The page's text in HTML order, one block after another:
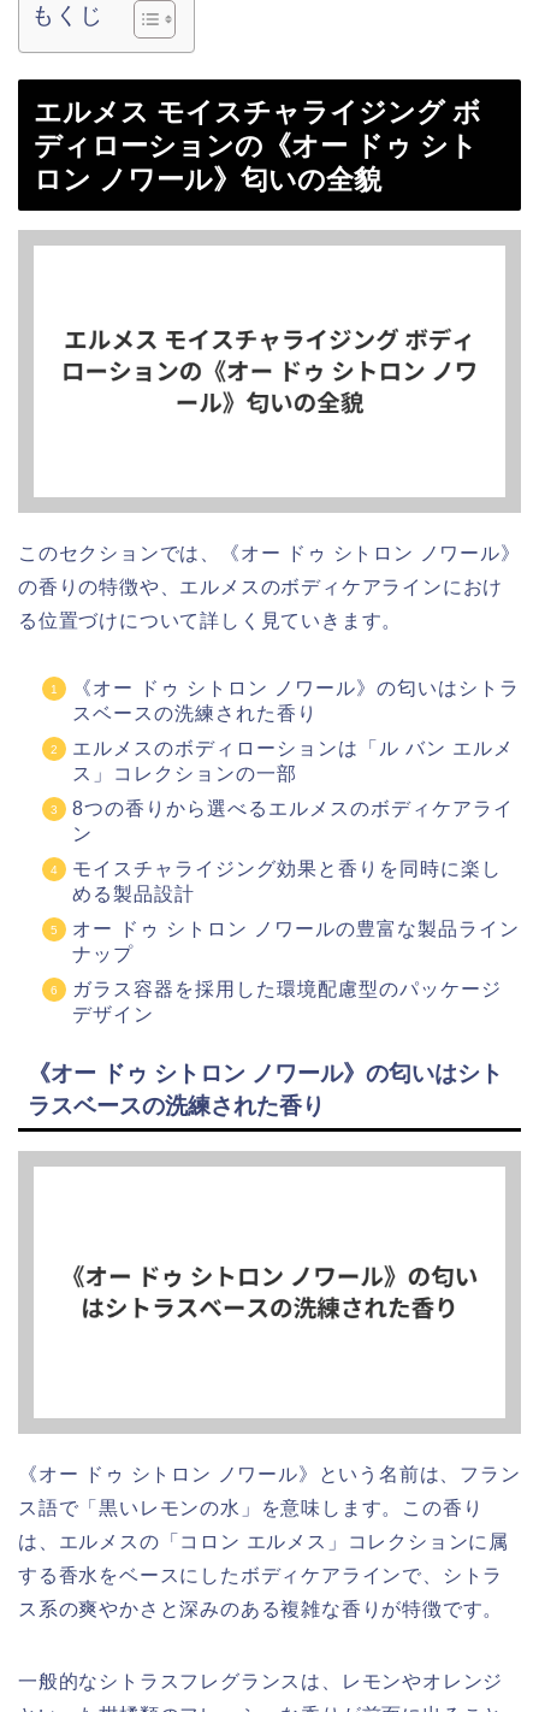
もくじ
エルメス モイスチャライジング ボ
ディローションの《オー ドゥ シト
ロン ノワール》匂いの全貌
このセクションでは、《オー ドゥ シトロン ノワール》
の香りの特徴や、エルメスのボディケアラインにおけ
る位置づけについて詳しく見ていきます。
《オー ドゥ シトロン ノワール》の匂いはシトラ
スベースの洗練された香り
エルメスのボディローションは「ル バン エルメ
ス」コレクションの一部
8つの香りから選べるエルメスのボディケアライ
ン
モイスチャライジング効果と香りを同時に楽し
める製品設計
オー ドゥ シトロン ノワールの豊富な製品ライン
ナップ
ガラス容器を採用した環境配慮型のパッケージ
デザイン
《オー ドゥ シトロン ノワール》の匂いはシト
ラスベースの洗練された香り
《オー ドゥ シトロン ノワール》という名前は、フラン
ス語で「黒いレモンの水」を意味します。この香り
は、エルメスの「コロン エルメス」コレクションに属
する香水をベースにしたボディケアラインで、シトラ
ス系の爽やかさと深みのある複雑な香りが特徴です。
一般的なシトラスフレグランスは、レモンやオレンジ